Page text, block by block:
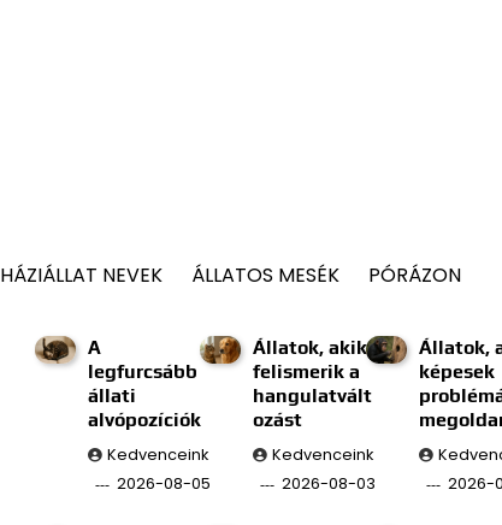
HÁZIÁLLAT NEVEK ÁLLATOS MESÉK PÓRÁZON
A
legfurcsább
állati
alvópozíciók
Kedvenceink
2026-08-05
Állatok, akik
felismerik a
hangulatvált
ozást
Kedvenceink
2026-08-03
Állatok,
képesek
2026-